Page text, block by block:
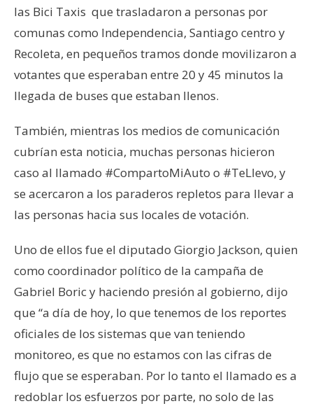
las Bici Taxis que trasladaron a personas por
comunas como Independencia, Santiago centro y
Recoleta, en pequeños tramos donde movilizaron a
votantes que esperaban entre 20 y 45 minutos la
llegada de buses que estaban llenos.
También, mientras los medios de comunicación
cubrían esta noticia, muchas personas hicieron
caso al llamado #CompartoMiAuto o #TeLlevo, y
se acercaron a los paraderos repletos para llevar a
las personas hacia sus locales de votación.
Uno de ellos fue el diputado Giorgio Jackson, quien
como coordinador político de la campaña de
Gabriel Boric y haciendo presión al gobierno, dijo
que “a día de hoy, lo que tenemos de los reportes
oficiales de los sistemas que van teniendo
monitoreo, es que no estamos con las cifras de
flujo que se esperaban. Por lo tanto el llamado es a
redoblar los esfuerzos por parte, no solo de las